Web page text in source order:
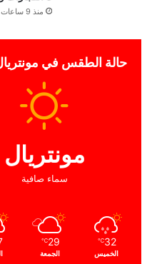
منذ 9 ساعات
حالة الطقس في
مونتريال
سماء صافية
32
℃
الخميس
29
℃
الجمعة